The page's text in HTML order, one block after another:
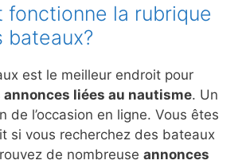
fonctionne la rubrique
bateaux?
est le meilleur endroit pour
liées au nautisme. Un
de l’occasion en ligne. Vous êtes
si vous recherchez des bateaux
de nombreuse annonces